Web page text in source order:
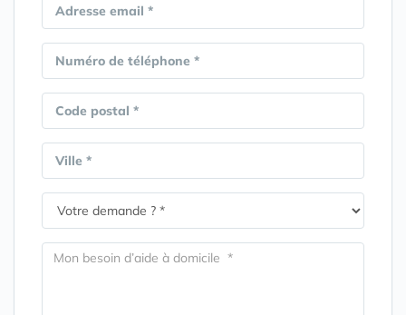
Adresse email *
Numéro de téléphone *
Code postal *
Ville *